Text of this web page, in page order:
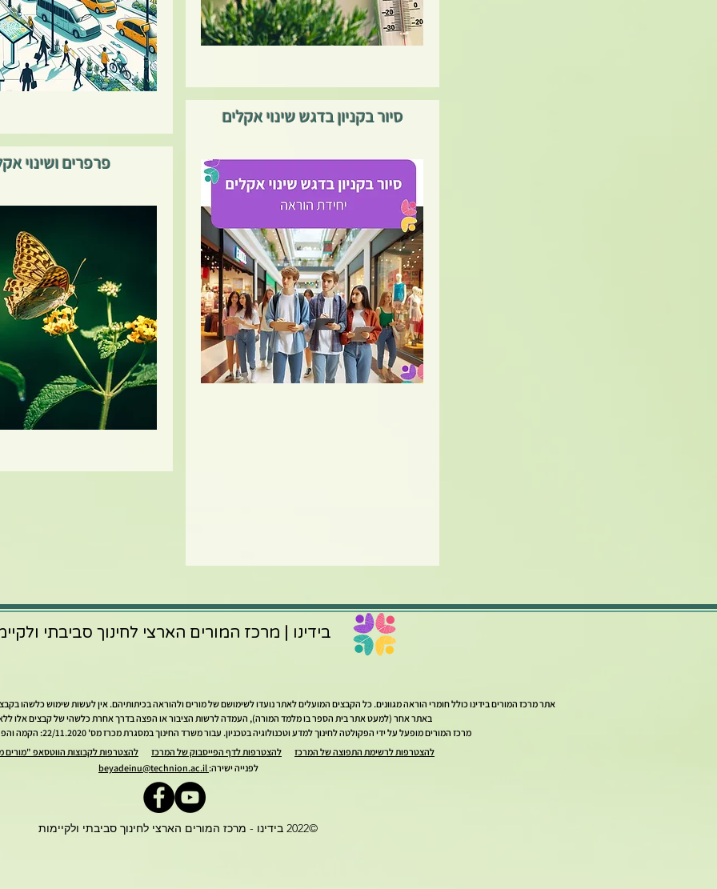
סיור בקניון בדגש שינוי אקלים
פרפרים ושינוי
בידינו | מרכז המורים הארצי לחינוך סביבתי
אתר מרכז המורים בידינו כולל חומרי הוראה מגוונים. כל הקבצים המועלים לאתר נועדו לשימושם של מורים ולהוראה בכיתותיהם. אין לעשות שימוש כלשהו
באתר אחר (למעט אתר בית הספר בו מלמד המורה), העמדה לרשות הציבור או הפצה בדרך אחרת כלשהי של קבצים אלו ללא
מרכז המורים מופעל על ידי הפקולטה לחינוך למדע וטכנולוגיה בטכניון. עבור משרד החינוך במסגרת מכרז מס' 22/11.2020: הקמה והפעלה של מרכזי המורים הארציים.
להצטרפות לרשימת התפוצה של המרכז
להצטרפות לדף הפייסבוק של המרכז
להצטרפות לקבוצות הווטסאפ "מורים
לפנייה ישירה:
©2022 בידינו - מרכז המורים הארצי לחינוך סביבתי ולקיימות